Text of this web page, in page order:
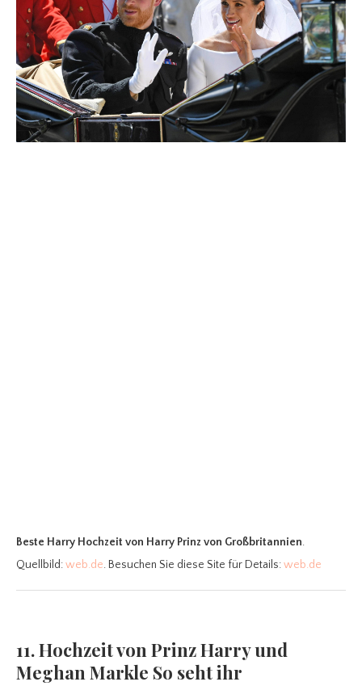
Beste Harry Hochzeit von Harry Prinz von Großbritannien.
Quellbild:web.de. Besuchen Sie diese Site für Details:web.de
11. Hochzeit von Prinz Harry und
Meghan Markle So seht ihr